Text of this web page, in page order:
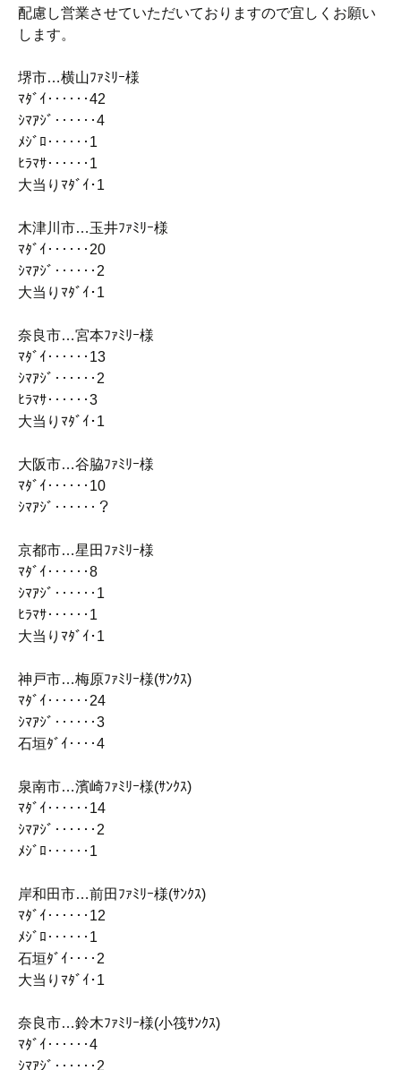
配慮し営業させていただいておりますので宜しくお願い
します。
堺市…横山ﾌｧﾐﾘｰ様
ﾏﾀﾞｲ‥‥‥42
ｼﾏｱｼﾞ‥‥‥4
ﾒｼﾞﾛ‥‥‥1
ﾋﾗﾏｻ‥‥‥1
大当りﾏﾀﾞｲ･1
木津川市…玉井ﾌｧﾐﾘｰ様
ﾏﾀﾞｲ‥‥‥20
ｼﾏｱｼﾞ‥‥‥2
大当りﾏﾀﾞｲ･1
奈良市…宮本ﾌｧﾐﾘｰ様
ﾏﾀﾞｲ‥‥‥13
ｼﾏｱｼﾞ‥‥‥2
ﾋﾗﾏｻ‥‥‥3
大当りﾏﾀﾞｲ･1
大阪市…谷脇ﾌｧﾐﾘｰ様
ﾏﾀﾞｲ‥‥‥10
ｼﾏｱｼﾞ‥‥‥？
京都市…星田ﾌｧﾐﾘｰ様
ﾏﾀﾞｲ‥‥‥8
ｼﾏｱｼﾞ‥‥‥1
ﾋﾗﾏｻ‥‥‥1
大当りﾏﾀﾞｲ･1
神戸市…梅原ﾌｧﾐﾘｰ様(ｻﾝｸｽ)
ﾏﾀﾞｲ‥‥‥24
ｼﾏｱｼﾞ‥‥‥3
石垣ﾀﾞｲ‥‥4
泉南市…濱崎ﾌｧﾐﾘｰ様(ｻﾝｸｽ)
ﾏﾀﾞｲ‥‥‥14
ｼﾏｱｼﾞ‥‥‥2
ﾒｼﾞﾛ‥‥‥1
岸和田市…前田ﾌｧﾐﾘｰ様(ｻﾝｸｽ)
ﾏﾀﾞｲ‥‥‥12
ﾒｼﾞﾛ‥‥‥1
石垣ﾀﾞｲ‥‥2
大当りﾏﾀﾞｲ･1
奈良市…鈴木ﾌｧﾐﾘｰ様(小筏ｻﾝｸｽ)
ﾏﾀﾞｲ‥‥‥4
ｼﾏｱｼﾞ‥‥‥2